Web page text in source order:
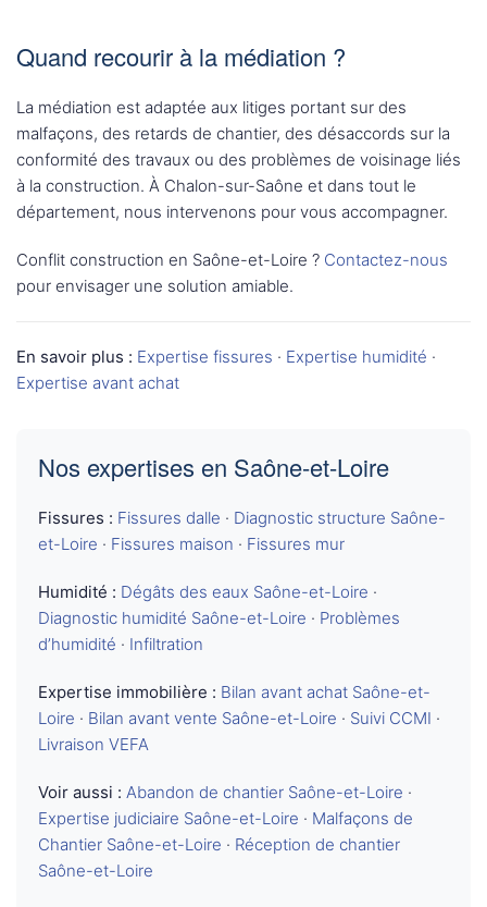
Quand recourir à la médiation ?
La médiation est adaptée aux litiges portant sur des
malfaçons, des retards de chantier, des désaccords sur la
conformité des travaux ou des problèmes de voisinage liés
à la construction. À Chalon-sur-Saône et dans tout le
département, nous intervenons pour vous accompagner.
Conflit construction en Saône-et-Loire ? Contactez-nous
pour envisager une solution amiable.
En savoir plus : Expertise fissures · Expertise humidité ·
Expertise avant achat
Nos expertises en Saône-et-Loire
Fissures : Fissures dalle · Diagnostic structure Saône-
et-Loire · Fissures maison · Fissures mur
Humidité : Dégâts des eaux Saône-et-Loire ·
Diagnostic humidité Saône-et-Loire · Problèmes
d’humidité · Infiltration
Expertise immobilière : Bilan avant achat Saône-et-
Loire · Bilan avant vente Saône-et-Loire · Suivi CCMI ·
Livraison VEFA
Voir aussi : Abandon de chantier Saône-et-Loire ·
Expertise judiciaire Saône-et-Loire · Malfaçons de
Chantier Saône-et-Loire · Réception de chantier
Saône-et-Loire